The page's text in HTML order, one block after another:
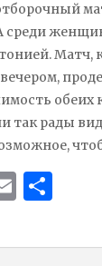
Матч,
обеих
так рады
Ema